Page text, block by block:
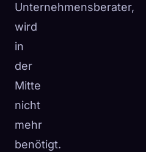
Unternehmensberater,
wird
in
der
Mitte
nicht
mehr
benötigt.